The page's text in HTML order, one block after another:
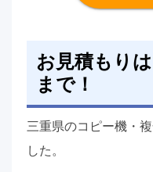
お見積もり
まで！
三重県のコピー機・
した。